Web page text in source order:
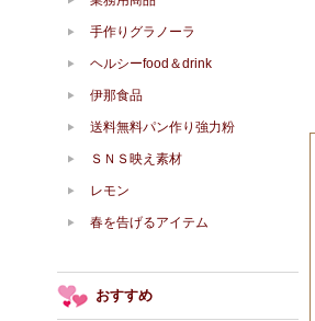
手作りグラノーラ
ヘルシーfood＆drink
伊那食品
送料無料パン作り強力粉
ＳＮＳ映え素材
レモン
春を告げるアイテム
おすすめ